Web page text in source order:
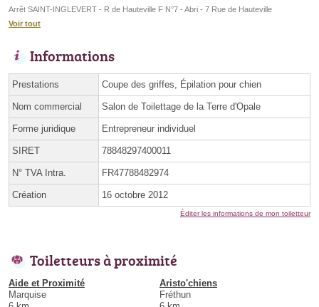
Arrêt SAINT-INGLEVERT - R de Hauteville F N°7 - Abri - 7 Rue de Hauteville
Voir tout
Informations
Prestations Coupe des griffes, Épilation pour chien
Nom commercial Salon de Toilettage de la Terre d'Opale
Forme juridique Entrepreneur individuel
SIRET 78848297400011
N° TVA Intra. FR47788482974
Création 16 octobre 2012
Éditer les informations de mon toiletteur
Toiletteurs à proximité
Aide et Proximité
Marquise
Aristo'chiens
Fréthun